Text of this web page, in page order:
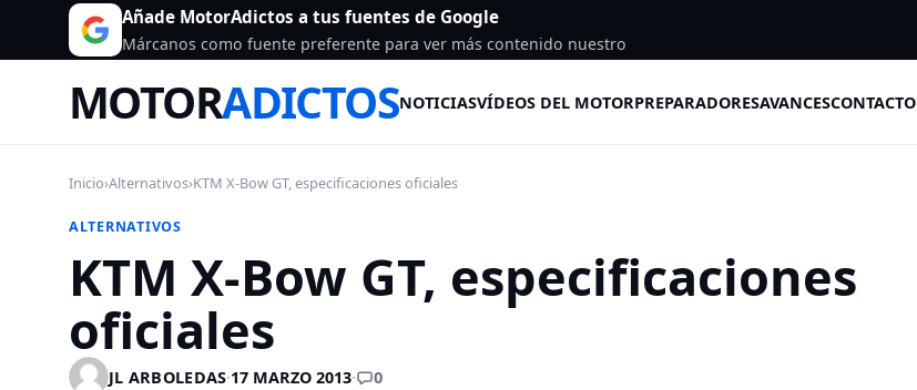
Añade MotorAdictos a tus fuentes de Google
Márcanos como fuente preferente para ver más contenido nuestro
MOTORADICTOSNOTICIASVÍDEOS DEL MOTORPREPARADORESAVANCESCONTACTO
Inicio›Alternativos›KTM X-Bow GT, especificaciones oficiales
ALTERNATIVOS
KTM X-Bow GT, especificaciones
oficiales
JL ARBOLEDAS·17 MARZO 2013· 0